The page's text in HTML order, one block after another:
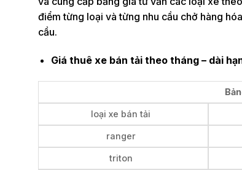
điểm từng loại và từng nhu cầu chở hàng
cầu.
Giá thuê xe bán tải theo tháng – dài
loại xe bán tải
ranger
triton